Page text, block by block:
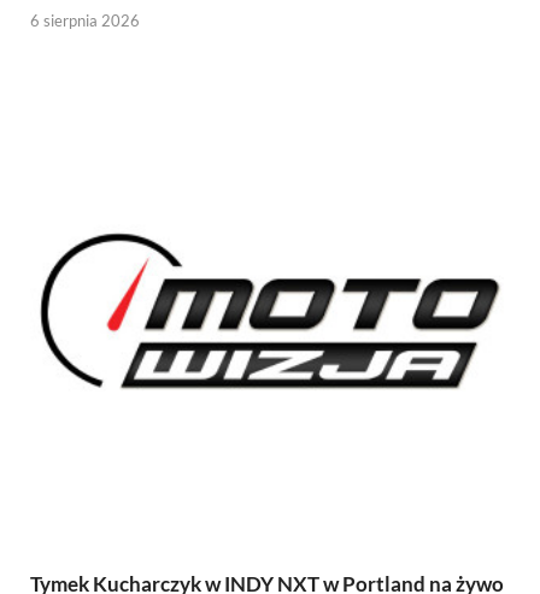
6 sierpnia 2026
Tymek Kucharczyk w INDY NXT w Portland na żywo